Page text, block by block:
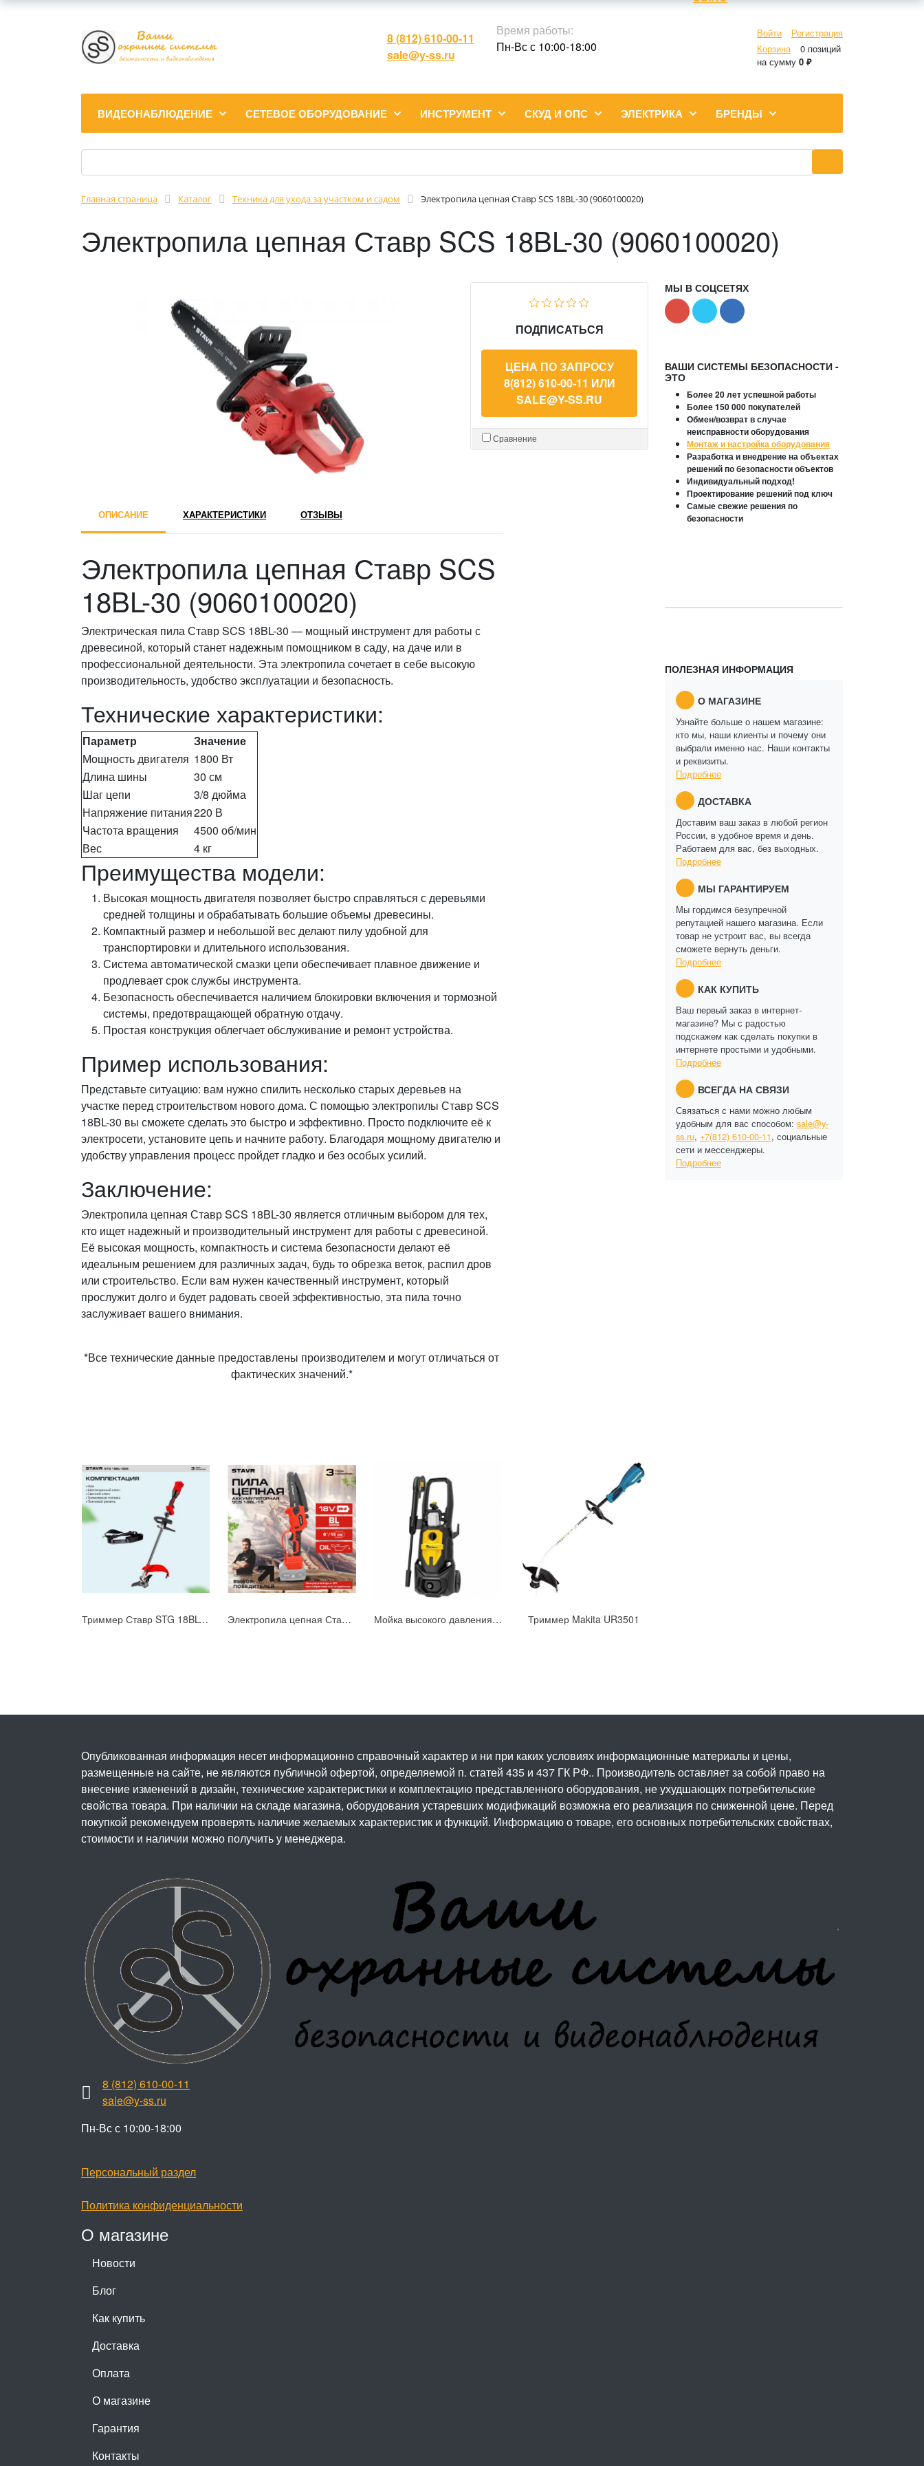
Войти
Регистрация
Корзина
0 позиций
на сумму 0 ₽
8 (812) 610-00-11
sale@y-ss.ru
Время работы:
Пн-Вс с 10:00-18:00
ВИДЕОНАБЛЮДЕНИЕ СЕТЕВОЕ ОБОРУДОВАНИЕ ИНСТРУМЕНТ СКУД И ОПС ЭЛЕКТРИКА БРЕНДЫ
Главная страница Каталог Техника для ухода за участком и садом Электропила цепная Ставр SCS 18BL-30 (9060100020)
Электропила цепная Ставр SCS 18BL-30 (9060100020)
ПОДПИСАТЬСЯ
ЦЕНА ПО ЗАПРОСУ
8(812) 610-00-11 ИЛИ
SALE@Y-SS.RU
Сравнение
ОПИСАНИЕ ХАРАКТЕРИСТИКИ ОТЗЫВЫ
Электропила цепная Ставр SCS
18BL-30 (9060100020)
Электрическая пила Ставр SCS 18BL-30 — мощный инструмент для работы с
древесиной, который станет надежным помощником в саду, на даче или в
профессиональной деятельности. Эта электропила сочетает в себе высокую
производительность, удобство эксплуатации и безопасность.
Технические характеристики:
Параметр
Значение
Мощность двигателя 1800 Вт
Длина шины
30 см
Шаг цепи
3/8 дюйма
Напряжение питания220 В
Частота вращения
4500 об/мин
Вес
4 кг
Преимущества модели:
Высокая мощность двигателя позволяет быстро справляться с деревьями
средней толщины и обрабатывать большие объемы древесины.
Компактный размер и небольшой вес делают пилу удобной для
транспортировки и длительного использования.
Система автоматической смазки цепи обеспечивает плавное движение и
продлевает срок службы инструмента.
Безопасность обеспечивается наличием блокировки включения и тормозной
системы, предотвращающей обратную отдачу.
Простая конструкция облегчает обслуживание и ремонт устройства.
Пример использования:
Представьте ситуацию: вам нужно спилить несколько старых деревьев на
участке перед строительством нового дома. С помощью электропилы Ставр SCS
18BL-30 вы сможете сделать это быстро и эффективно. Просто подключите её к
электросети, установите цепь и начните работу. Благодаря мощному двигателю и
удобству управления процесс пройдет гладко и без особых усилий.
Заключение:
Электропила цепная Ставр SCS 18BL-30 является отличным выбором для тех,
кто ищет надежный и производительный инструмент для работы с древесиной.
Её высокая мощность, компактность и система безопасности делают её
идеальным решением для различных задач, будь то обрезка веток, распил дров
или строительство. Если вам нужен качественный инструмент, который
прослужит долго и будет радовать своей эффективностью, эта пила точно
заслуживает вашего внимания.
*Все технические данные предоставлены производителем и могут отличаться от
фактических значений.*
Триммер Ставр STG 18BL-42S (9060200036) Электропила цепная Ставр SCS 18BL-15 (9060100030) Мойка высокого давления Kolner K160 (8140100106) Триммер Makita UR3501
МЫ В СОЦСЕТЯХ
ВАШИ СИСТЕМЫ БЕЗОПАСНОСТИ -
ЭТО
Более 20 лет успешной работы
Более 150 000 покупателей
Обмен/возврат в случае
неисправности оборудования
Монтаж и настройка оборудования
Разработка и внедрение на объектах
решений по безопасности объектов
Индивидуальный подход!
Проектирование решений под ключ
Самые свежие решения по
безопасности
ПОЛЕЗНАЯ ИНФОРМАЦИЯ
О МАГАЗИНЕ
Узнайте больше о нашем магазине:
кто мы, наши клиенты и почему они
выбрали именно нас. Наши контакты
и реквизиты.
Подробнее
ДОСТАВКА
Доставим ваш заказ в любой регион
России, в удобное время и день.
Работаем для вас, без выходных.
Подробнее
МЫ ГАРАНТИРУЕМ
Мы гордимся безупречной
репутацией нашего магазина. Если
товар не устроит вас, вы всегда
сможете вернуть деньги.
Подробнее
КАК КУПИТЬ
Ваш первый заказ в интернет-
магазине? Мы с радостью
подскажем как сделать покупки в
интернете простыми и удобными.
Подробнее
ВСЕГДА НА СВЯЗИ
Связаться с нами можно любым
удобным для вас способом: sale@y-
ss.ru, +7(812) 610-00-11, социальные
сети и мессенджеры.
Подробнее
О магазине
Новости
Блог
Как купить
Доставка
Оплата
О магазине
Гарантия
Контакты
8 (812) 610-00-11
sale@y-ss.ru
Пн-Вс с 10:00-18:00
Персональный раздел
Политика конфиденциальности
Опубликованная информация несет информационно справочный характер и ни при каких условиях информационные материалы и цены,
размещенные на сайте, не являются публичной офертой, определяемой п. статей 435 и 437 ГК РФ.. Производитель оставляет за собой право на
внесение изменений в дизайн, технические характеристики и комплектацию представленного оборудования, не ухудшающих потребительские
свойства товара. При наличии на складе магазина, оборудования устаревших модификаций возможна его реализация по сниженной цене. Перед
покупкой рекомендуем проверять наличие желаемых характеристик и функций. Информацию о товаре, его основных потребительских свойствах,
стоимости и наличии можно получить у менеджера.